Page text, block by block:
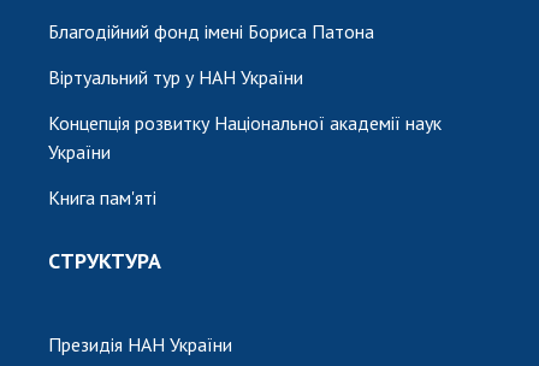
Благодійний фонд імені Бориса Патона
Віртуальний тур у НАН України
Концепція розвитку Національної академії наук
України
Книга пам'яті
СТРУКТУРА
Президія НАН України